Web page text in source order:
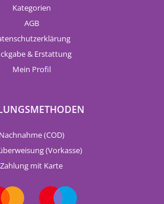
Kategorien
AGB
& Erstattung
Mein Profil
Nachnahme (COD)
(Vorkasse)
Zahlung mit Karte